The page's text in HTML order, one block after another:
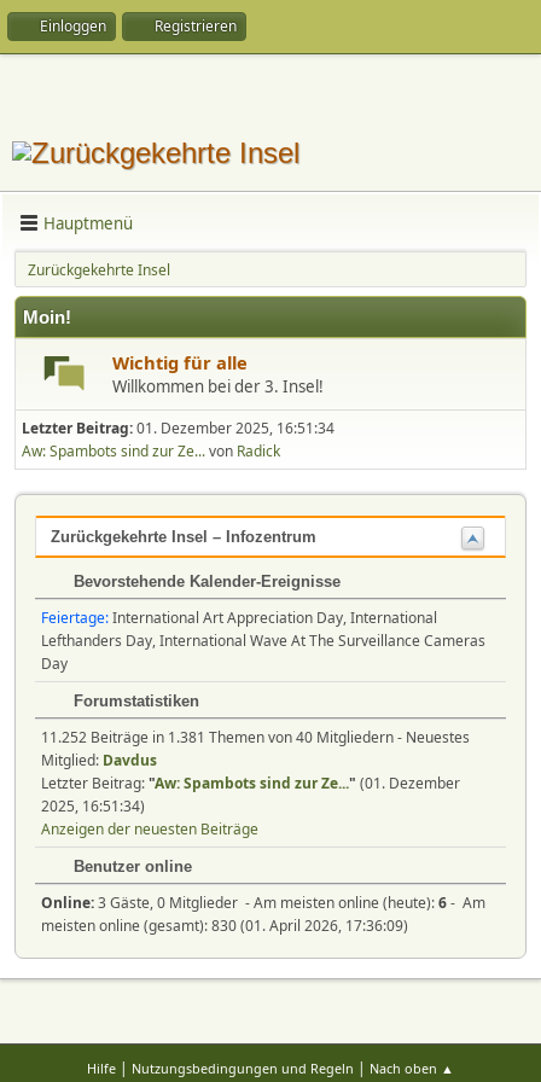
Einloggen Registrieren
Hauptmenü
Zurückgekehrte Insel
Moin!
Wichtig für alle
Willkommen bei der 3. Insel!
Letzter Beitrag:01. Dezember 2025, 16:51:34
Aw: Spambots sind zur Ze...von Radick
Zurückgekehrte Insel – Infozentrum
Bevorstehende Kalender-Ereignisse
Feiertage:International Art Appreciation Day, International
Lefthanders Day, International Wave At The Surveillance Cameras
Day
Forumstatistiken
11.252 Beiträge in 1.381 Themen von 40 Mitgliedern - Neuestes
Mitglied: Davdus
Letzter Beitrag:"Aw: Spambots sind zur Ze..." (01. Dezember
2025, 16:51:34)
Anzeigen der neuesten Beiträge
Benutzer online
Online:3 Gäste, 0 Mitglieder - Am meisten online (heute):6- Am
meisten online (gesamt): 830 (01. April 2026, 17:36:09)
Hilfe | Nutzungsbedingungen und Regeln | Nach oben ▲